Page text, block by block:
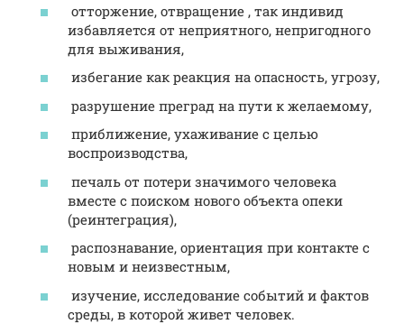
отторжение, отвращение , так индивид
избавляется от неприятного, непригодного
для выживания,
избегание как реакция на опасность, угрозу,
разрушение преград на пути к желаемому,
приближение, ухаживание с целью
воспроизводства,
печаль от потери значимого человека
вместе с поиском нового объекта опеки
(реинтеграция),
распознавание, ориентация при контакте с
новым и неизвестным,
изучение, исследование событий и фактов
среды, в которой живет человек.